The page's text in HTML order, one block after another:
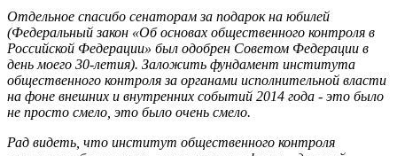
Отдельное спасибо сенаторам за подарок на юбилей
(Федеральный закон «Об основах общественного контроля в
Российской Федерации» был одобрен Советом Федерации в
день моего 30-летия). Заложить фундамент института
общественного контроля за органами исполнительной власти
на фоне внешних и внутренних событий 2014 года - это было
не просто смело, это было очень смело.
Рад видеть, что институт общественного контроля